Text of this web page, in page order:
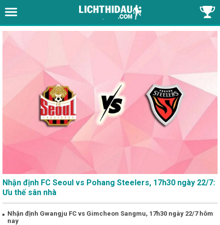
Nhận định FC Seoul vs Pohang Steelers, 17h30 ngày 22/7:
Ưu thế sân nhà
Nhận định Gwangju FC vs Gimcheon Sangmu, 17h30 ngày 22/7 hôm
nay